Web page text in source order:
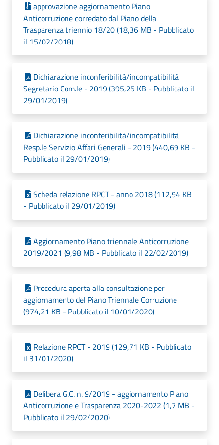
approvazione aggiornamento Piano
Anticorruzione corredato dal Piano della
Trasparenza triennio 18/20 (18,36 MB - Pubblicato
il 15/02/2018)
Dichiarazione inconferibilità/incompatibilità
Segretario Com.le - 2019 (395,25 KB - Pubblicato il
29/01/2019)
Dichiarazione inconferibilità/incompatibilità
Resp.le Servizio Affari Generali - 2019 (440,69 KB -
Pubblicato il 29/01/2019)
Scheda relazione RPCT - anno 2018 (112,94 KB
- Pubblicato il 29/01/2019)
Aggiornamento Piano triennale Anticorruzione
2019/2021 (9,98 MB - Pubblicato il 22/02/2019)
Procedura aperta alla consultazione per
aggiornamento del Piano Triennale Corruzione
(974,21 KB - Pubblicato il 10/01/2020)
Relazione RPCT - 2019 (129,71 KB - Pubblicato
il 31/01/2020)
Delibera G.C. n. 9/2019 - aggiornamento Piano
Anticorruzione e Trasparenza 2020-2022 (1,7 MB -
Pubblicato il 29/02/2020)